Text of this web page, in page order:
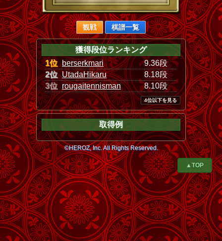
観戦 棋譜一覧
獲得段位ランキング
1位 berserkmari
9.36段
2位 UtadaHikaru
8.18段
3位 rougaitennisman 8.10段
4位以下を見る
取得例
©HEROZ, Inc. All Rights Reserved.
▲TOP